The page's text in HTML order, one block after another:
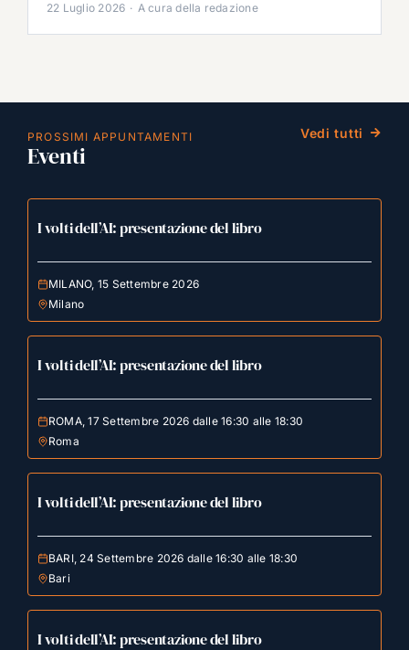
22 Luglio 2026 · A cura della redazione
PROSSIMI APPUNTAMENTI
Eventi
Vedi tutti
I volti dell’AI: presentazione del libro
MILANO, 15 Settembre 2026
Milano
I volti dell’AI: presentazione del libro
ROMA, 17 Settembre 2026 dalle 16:30 alle 18:30
Roma
I volti dell’AI: presentazione del libro
BARI, 24 Settembre 2026 dalle 16:30 alle 18:30
Bari
I volti dell’AI: presentazione del libro